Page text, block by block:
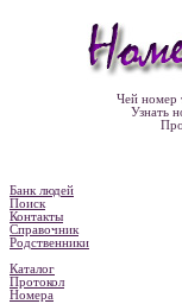
Чей номер
Узнать
Банк людей
Поиск
Контакты
Справочник
Родственники
Каталог
Протокол
Номера